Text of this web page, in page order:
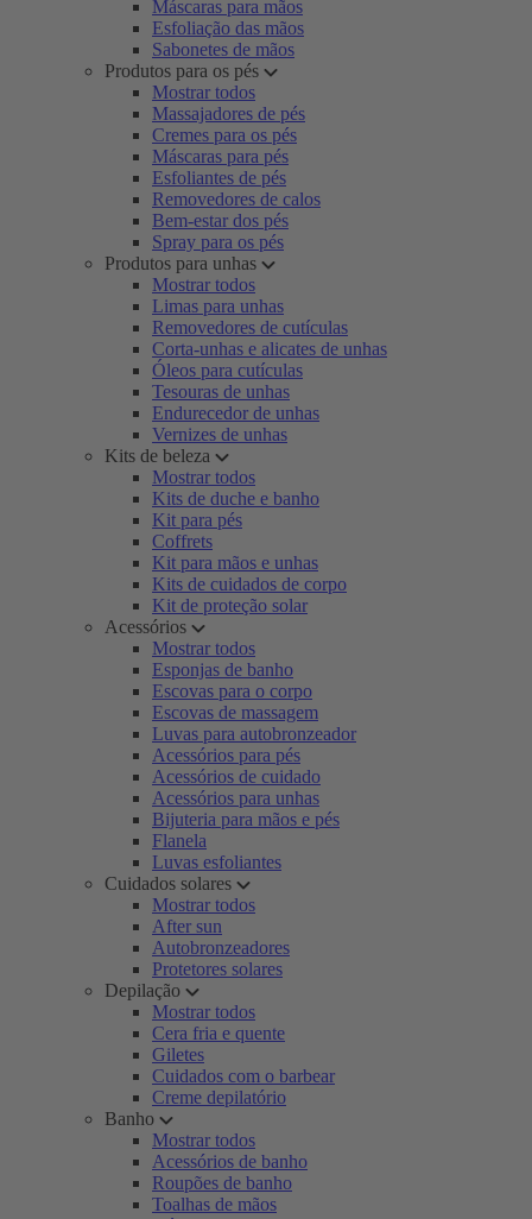
Máscaras para mãos
Esfoliação das mãos
Sabonetes de mãos
Produtos para os pés
Mostrar todos
Massajadores de pés
Cremes para os pés
Máscaras para pés
Esfoliantes de pés
Removedores de calos
Bem-estar dos pés
Spray para os pés
Produtos para unhas
Mostrar todos
Limas para unhas
Removedores de cutículas
Corta-unhas e alicates de unhas
Óleos para cutículas
Tesouras de unhas
Endurecedor de unhas
Vernizes de unhas
Kits de beleza
Mostrar todos
Kits de duche e banho
Kit para pés
Coffrets
Kit para mãos e unhas
Kits de cuidados de corpo
Kit de proteção solar
Acessórios
Mostrar todos
Esponjas de banho
Escovas para o corpo
Escovas de massagem
Luvas para autobronzeador
Acessórios para pés
Acessórios de cuidado
Acessórios para unhas
Bijuteria para mãos e pés
Flanela
Luvas esfoliantes
Cuidados solares
Mostrar todos
After sun
Autobronzeadores
Protetores solares
Depilação
Mostrar todos
Cera fria e quente
Giletes
Cuidados com o barbear
Creme depilatório
Banho
Mostrar todos
Acessórios de banho
Roupões de banho
Toalhas de mãos